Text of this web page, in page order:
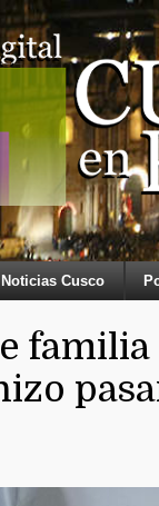
Noticias Cusco
familia